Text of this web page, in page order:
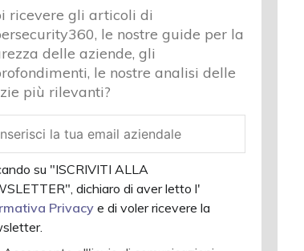
Chi
siamo
ricevere gli articoli di
le nostre guide per la
delle aziende, gli
le nostre analisi delle
più rilevanti?
su "ISCRIVITI ALLA
dichiaro di aver letto l'
Privacye di voler ricevere la